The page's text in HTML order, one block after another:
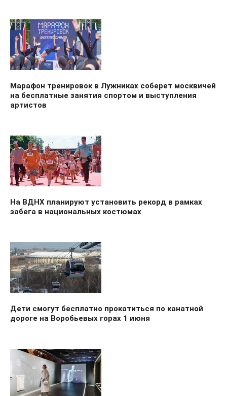
Марафон тренировок в Лужниках соберет москвичей
на бесплатные занятия спортом и выступления
артистов
На ВДНХ планируют установить рекорд в рамках
забега в национальных костюмах
Дети смогут бесплатно прокатиться по канатной
дороге на Воробьевых горах 1 июня